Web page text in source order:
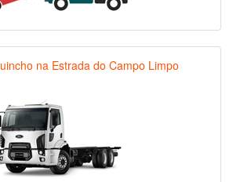
na Estrada do Campo Limpo